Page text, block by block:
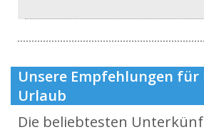
Unsere Empfehlungen
Urlaub
Die beliebtesten